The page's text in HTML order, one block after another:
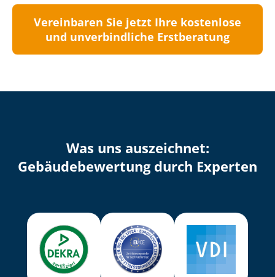
Vereinbaren Sie jetzt Ihre kostenlose
und unverbindliche Erstberatung
Was uns auszeichnet:
Ge­bäu­de­be­wer­tung durch Experten